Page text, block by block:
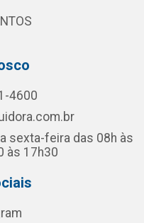
4600
sexta-feira das 08h às
às 17h30